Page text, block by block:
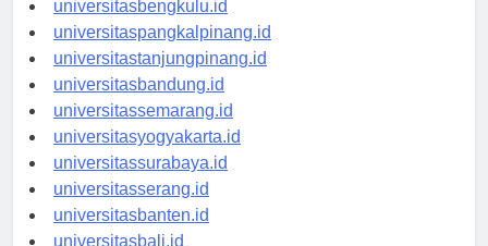
universitasbengkulu.id
universitaspangkalpinang.id
universitastanjungpinang.id
universitasbandung.id
universitassemarang.id
universitasyogyakarta.id
universitassurabaya.id
universitasserang.id
universitasbanten.id